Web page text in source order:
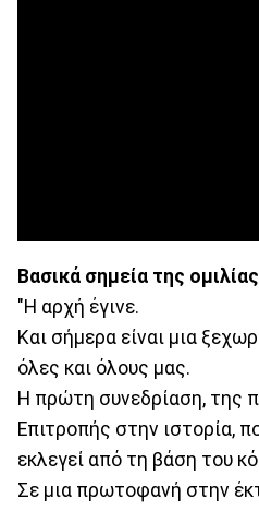
Βασικά σημεία της
"Η αρχή έγινε.
Και σήμερα είναι μια
όλες και όλους μας.
Η πρώτη συνεδρίαση, της
Επιτροπής στην ιστορία,
εκλεγεί από τη βάση του
Σε μια πρωτοφανή στην